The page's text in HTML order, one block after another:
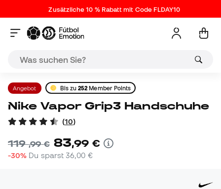
Zusätzliche 10 % Rabatt mit Code FLDAY10
Angebot Bis zu252 Member Points
Nike Vapor Grip3 Handschuhe
(10)
119,99 € 83,99 €
-30% Du sparst36,00 €